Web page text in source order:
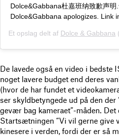
Dolce&Gabbana杜嘉班纳致歉声
Dolce&Gabbana apologizes. Link
Et opslag delt af Dolce & Gabbana
De lavede også en video i bedste
noget lavere budget end deres
(hvor de har fundet et
ser skyldbetyngede ud på den
gevær bag kameraet”-måden.
Startsætningen “Vi vil gerne give
kinesere i verden, fordi der er så